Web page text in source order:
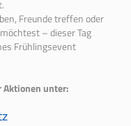
Freunde treffen oder
– dieser Tag
Frühlingsevent
unter: